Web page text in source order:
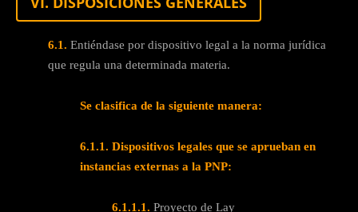
6.1. Entiéndase por dispositivo legal a la norma jurídica
que regula una determinada materia.
Se clasifica de la siguiente manera:
6.1.1. Dispositivos legales que se aprueban en
instancias externas a la PNP:
6.1.1.1. Proyecto de Lay